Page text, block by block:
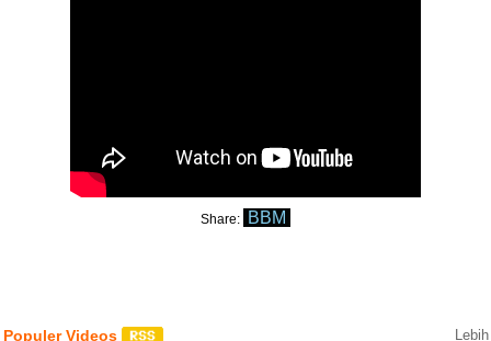
Share: BBM
Populer Videos Lebih